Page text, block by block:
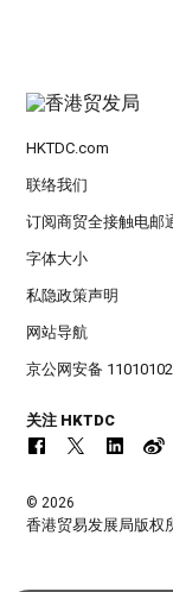
HKTDC.com
联络我们
订阅商贸全接触电邮
字体大小
私隐政策声明
网站导航
京公网安备
关注 HKTDC
© 2026
香港贸易发展局版权